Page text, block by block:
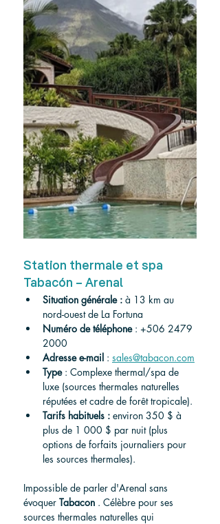
Station thermale et spa
Tabacón – Arenal
Situation générale : à 13 km au
nord-ouest de La Fortuna
Numéro de téléphone : +506 2479
2000
Adresse e-mail : sales@tabacon.com
Type : Complexe thermal/spa de
luxe (sources thermales naturelles
réputées et cadre de forêt tropicale).
Tarifs habituels : environ 350 $ à
plus de 1 000 $ par nuit (plus
options de forfaits journaliers pour
les sources thermales).
Impossible de parler d'Arenal sans
évoquer Tabacon . Célèbre pour ses
sources thermales naturelles qui